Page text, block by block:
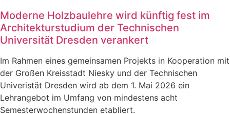
Moderne Holzbaulehre wird künftig fest im
Architekturstudium der Technischen
Universität Dresden verankert
Im Rahmen eines gemeinsamen Projekts in Kooperation mit
der Großen Kreisstadt Niesky und der Technischen
Univeristät Dresden wird ab dem 1. Mai 2026 ein
Lehrangebot im Umfang von mindestens acht
Semesterwochenstunden etabliert.